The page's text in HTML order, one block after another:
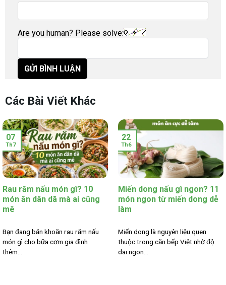
Are you human? Please solve:
Các Bài Viết Khác
Rau răm nấu món gì? 10
món ăn dân dã mà ai cũng
mê
Bạn đang băn khoăn rau răm nấu
món gì cho bữa cơm gia đình
thêm...
07
Th7
Miến dong nấu gì ngon? 11
món ngon từ miến dong dễ
làm
Miến dong là nguyên liệu quen
thuộc trong căn bếp Việt nhờ độ
dai ngon...
22
Th6